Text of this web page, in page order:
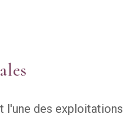
l'une des exploitations